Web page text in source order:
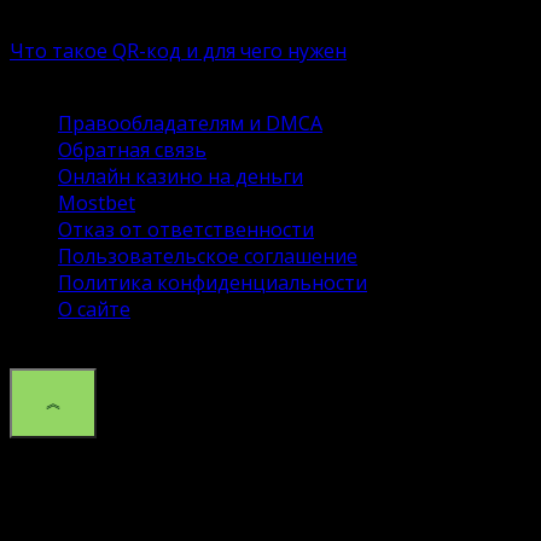
Что такое QR-код и для чего нужен
Правообладателям и DMCA
Обратная связь
Онлайн казино на деньги
Mostbet
Отказ от ответственности
Пользовательское соглашение
Политика конфиденциальности
О сайте